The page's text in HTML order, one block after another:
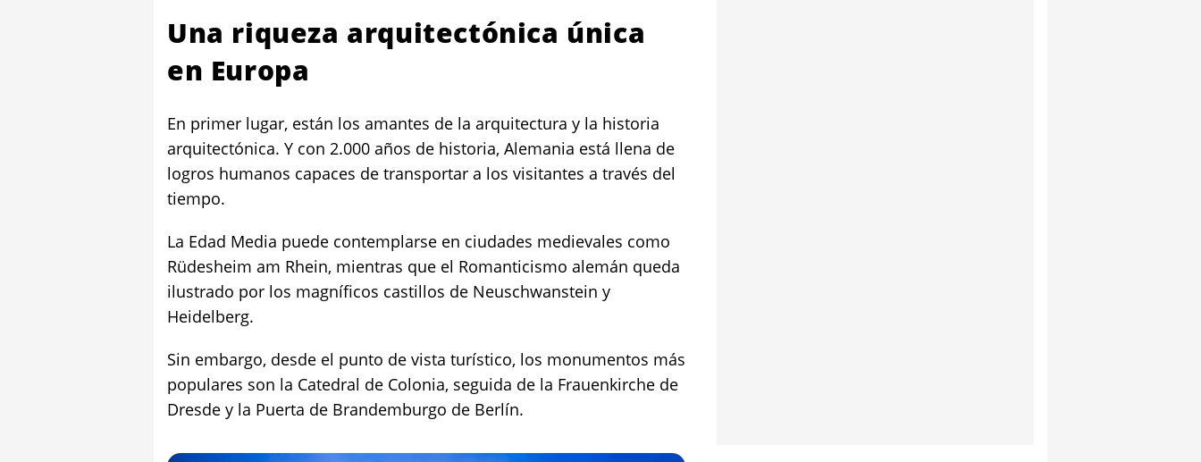
Una riqueza arquitectónica única
en Europa
En primer lugar, están los amantes de la arquitectura y la historia
arquitectónica. Y con 2.000 años de historia, Alemania está llena de
logros humanos capaces de transportar a los visitantes a través del
tiempo.
La Edad Media puede contemplarse en ciudades medievales como
Rüdesheim am Rhein, mientras que el Romanticismo alemán queda
ilustrado por los magníficos castillos de Neuschwanstein y
Heidelberg.
Sin embargo, desde el punto de vista turístico, los monumentos más
populares son la Catedral de Colonia, seguida de la Frauenkirche de
Dresde y la Puerta de Brandemburgo de Berlín.